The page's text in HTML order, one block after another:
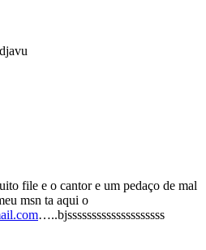
file e o cantor e um pedaço de mal
msn ta aqui o
…..bjssssssssssssssssssss